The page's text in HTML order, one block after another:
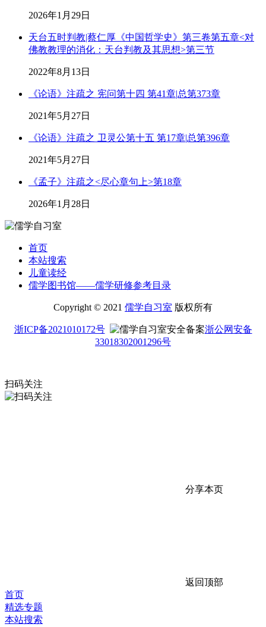
2026年1月29日
天台五时判教|蔡仁厚《中国哲学史》第三卷第五章<对
佛教教理的消化：天台判教及其思想>第三节
2022年8月13日
《论语》注疏之 宪问第十四 第41章|总第373章
2021年5月27日
《论语》注疏之 卫灵公第十五 第17章|总第396章
2021年5月27日
《孟子》注疏之<尽心章句上>第18章
2026年1月28日
首页
本站搜索
儿童读经
儒学图书馆——儒学研修参考目录
Copyright © 2021 儒学自习室 版权所有
浙ICP备2021010172号
浙公网安备
33018302001296号
扫码关注
分享本页
返回顶部
首页
精选专题
本站搜索